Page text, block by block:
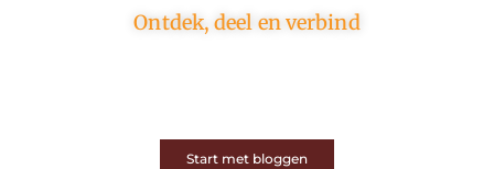
Ontdek, deel en verbind
Start met bloggen